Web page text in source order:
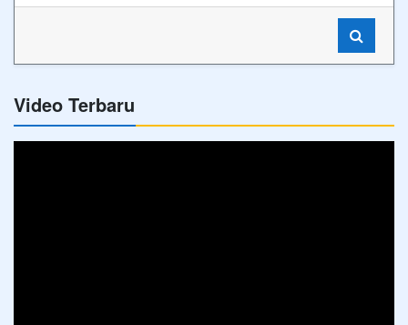
Video Terbaru